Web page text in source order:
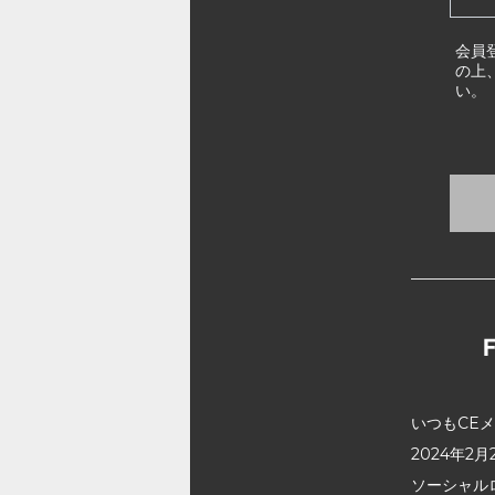
会員
の上
い。
いつもCE
2024年2月
ソーシャ